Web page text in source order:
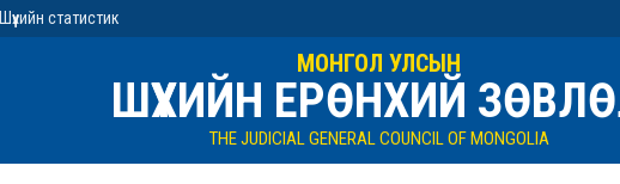
Шүүхийн статистик
МОНГОЛ УЛСЫН
ШҮҮХИЙН ЕРӨНХИЙ
THE JUDICIAL GENERAL COUNCIL OF MONGOLIA